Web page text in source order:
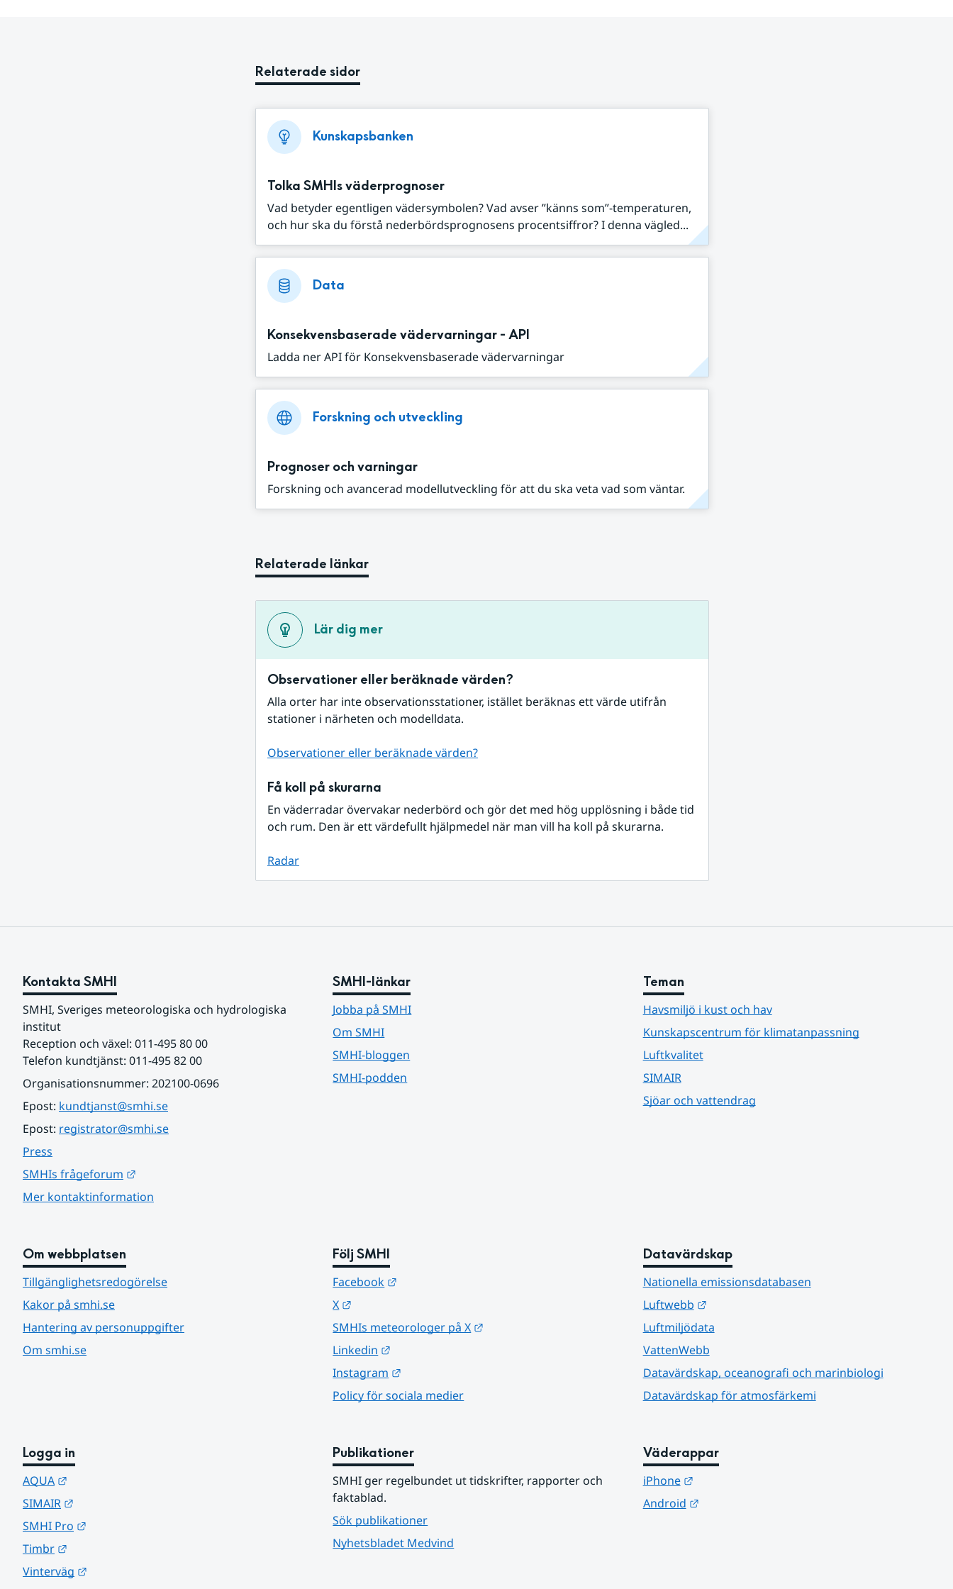
Relaterade sidor
Kunskapsbanken
Tolka SMHIs väderprognoser
Vad betyder egentligen vädersymbolen? Vad avser ”känns som”-temperaturen,
och hur ska du förstå nederbördsprognosens procentsiffror? I denna vägled...
Data
Konsekvensbaserade vädervarningar - API
Ladda ner API för Konsekvensbaserade vädervarningar
Forskning och utveckling
Prognoser och varningar
Forskning och avancerad modellutveckling för att du ska veta vad som väntar.
Relaterade länkar
Lär dig mer
Observationer eller beräknade värden?
Alla orter har inte observationsstationer, istället beräknas ett värde utifrån
stationer i närheten och modelldata.
Observationer eller beräknade värden?
Få koll på skurarna
En väderradar övervakar nederbörd och gör det med hög upplösning i både tid
och rum. Den är ett värdefullt hjälpmedel när man vill ha koll på skurarna.
Radar
Kontakta SMHI
SMHI, Sveriges meteorologiska och hydrologiska
institut
Reception och växel: 011-495 80 00
Telefon kundtjänst: 011-495 82 00
Organisationsnummer: 202100-0696
Epost: kundtjanst@smhi.se
Epost: registrator@smhi.se
Press
SMHIs frågeforum
Mer kontaktinformation
SMHI-länkar
Jobba på SMHI
Om SMHI
SMHI-bloggen
SMHI-podden
Teman
Havsmiljö i kust och hav
Kunskapscentrum för klimatanpassning
Luftkvalitet
SIMAIR
Sjöar och vattendrag
Om webbplatsen
Tillgänglighetsredogörelse
Kakor på smhi.se
Hantering av personuppgifter
Om smhi.se
Följ SMHI
Facebook
X
SMHIs meteorologer på X
Linkedin
Instagram
Policy för sociala medier
Datavärdskap
Nationella emissionsdatabasen
Luftwebb
Länk till annan webbplats.
Luftmiljödata
VattenWebb
Datavärdskap, oceanografi och marinbiologi
Datavärdskap för atmosfärkemi
Logga in
AQUA
SIMAIR
SMHI Pro
Timbr
Vinterväg
Publikationer
SMHI ger regelbundet ut tidskrifter, rapporter och
faktablad.
Sök publikationer
Nyhetsbladet Medvind
Väderappar
iPhone
Länk till annan webbplats.
Android
Länk till annan webbplats.